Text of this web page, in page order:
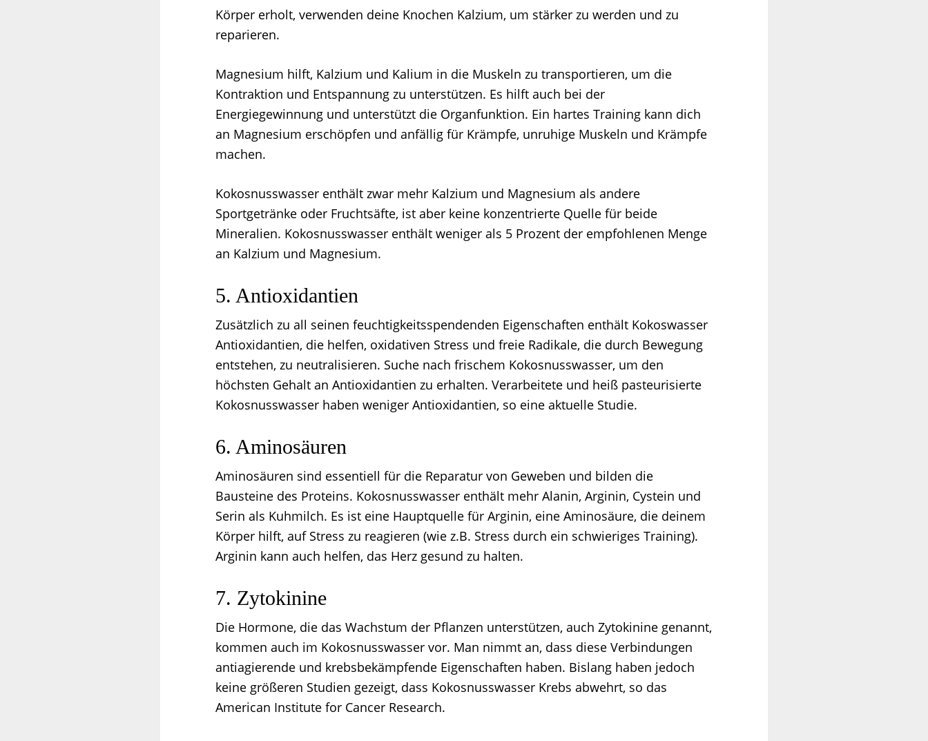
Körper erholt, verwenden deine Knochen Kalzium, um stärker zu werden und zu
reparieren.
Magnesium hilft, Kalzium und Kalium in die Muskeln zu transportieren, um die
Kontraktion und Entspannung zu unterstützen. Es hilft auch bei der
Energiegewinnung und unterstützt die Organfunktion. Ein hartes Training kann dich
an Magnesium erschöpfen und anfällig für Krämpfe, unruhige Muskeln und Krämpfe
machen.
Kokosnusswasser enthält zwar mehr Kalzium und Magnesium als andere
Sportgetränke oder Fruchtsäfte, ist aber keine konzentrierte Quelle für beide
Mineralien. Kokosnusswasser enthält weniger als 5 Prozent der empfohlenen Menge
an Kalzium und Magnesium.
5. Antioxidantien
Zusätzlich zu all seinen feuchtigkeitsspendenden Eigenschaften enthält Kokoswasser
Antioxidantien, die helfen, oxidativen Stress und freie Radikale, die durch Bewegung
entstehen, zu neutralisieren. Suche nach frischem Kokosnusswasser, um den
höchsten Gehalt an Antioxidantien zu erhalten. Verarbeitete und heiß pasteurisierte
Kokosnusswasser haben weniger Antioxidantien, so eine aktuelle Studie.
6. Aminosäuren
Aminosäuren sind essentiell für die Reparatur von Geweben und bilden die
Bausteine des Proteins. Kokosnusswasser enthält mehr Alanin, Arginin, Cystein und
Serin als Kuhmilch. Es ist eine Hauptquelle für Arginin, eine Aminosäure, die deinem
Körper hilft, auf Stress zu reagieren (wie z.B. Stress durch ein schwieriges Training).
Arginin kann auch helfen, das Herz gesund zu halten.
7. Zytokinine
Die Hormone, die das Wachstum der Pflanzen unterstützen, auch Zytokinine genannt,
kommen auch im Kokosnusswasser vor. Man nimmt an, dass diese Verbindungen
antiagierende und krebsbekämpfende Eigenschaften haben. Bislang haben jedoch
keine größeren Studien gezeigt, dass Kokosnusswasser Krebs abwehrt, so das
American Institute for Cancer Research.